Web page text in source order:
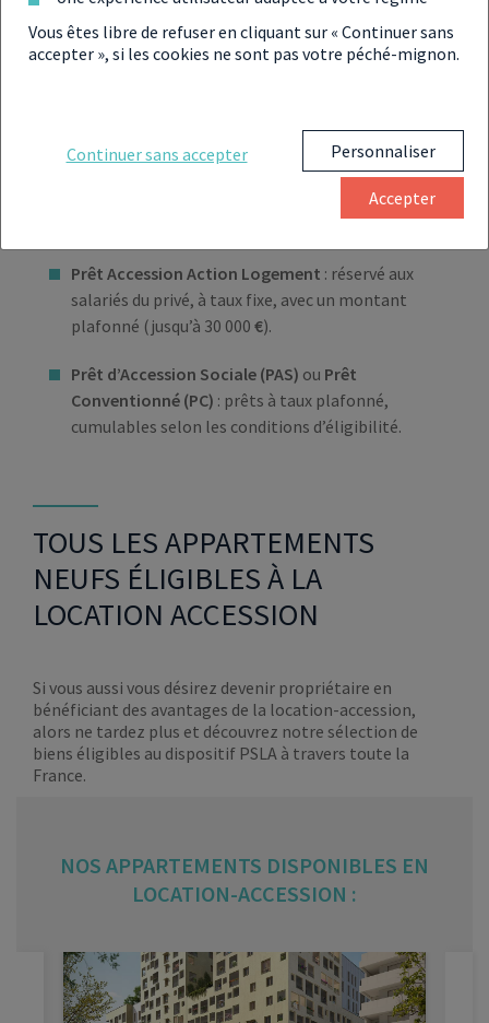
taxe foncière. Le ménage, s’il est primo-accédant peut
également cumuler ce dispositif avec le PTZ (Prêt à
Taux Zéro) pour concrétiser son projet et il obtient
Quelles sont les aides cumulables avec le PSLA ?
: cumul possible et souvent
encouragé, sous conditions de ressources.
Prêt Accession Action Logement : réservé aux
salariés du privé, à taux fixe, avec un montant
plafonné (jusqu’à 30 000 €).
Prêt d’Accession Sociale (PAS) ou Prêt
Conventionné (PC) : prêts à taux plafonné,
cumulables selon les conditions d’éligibilité.
TOUS LES APPARTEMENTS
NEUFS ÉLIGIBLES À LA
LOCATION ACCESSION
Si vous aussi vous désirez devenir propriétaire en
bénéficiant des avantages de la location-accession,
alors ne tardez plus et découvrez notre sélection de
biens éligibles au dispositif PSLA à travers toute la
France.
NOS APPARTEMENTS DISPONIBLES EN
LOCATION-ACCESSION :
Vous êtes libre de refuser en cliquant sur « Continuer sans
accepter », si les cookies ne sont pas votre péché-mignon.
Continuer sans accepter Personnaliser
Accepter